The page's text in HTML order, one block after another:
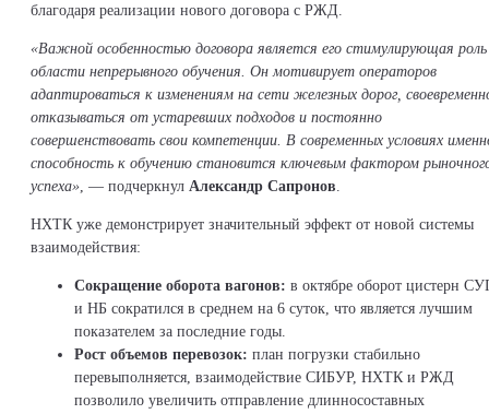
благодаря реализации нового договора с РЖД.
«Важной особенностью договора является его стимулирующая роль
области непрерывного обучения. Он мотивирует операторов
адаптироваться к изменениям на сети железных дорог,
отказываться от устаревших подходов и постоянно
совершенствовать свои компетенции. В современных условиях
способность к обучению становится ключевым фактором
успеха», — подчеркнул Александр Сапронов.
НХТК уже демонстрирует значительный эффект от новой системы
взаимодействия:
Сокращение оборота вагонов: в октябре оборот цистерн
и НБ сократился в среднем на 6 суток, что является лучшим
показателем за последние годы.
Рост объемов перевозок: план погрузки стабильно
перевыполняется, взаимодействие СИБУР, НХТК и РЖД
позволило увеличить отправление длинносоставных